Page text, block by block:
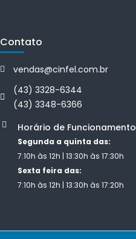
Contato
vendas@cinfel.com.br
(43) 3328-6344
(43) 3348-6366
Horário de Funcionamento
Segunda a quinta das:
7:10h às 12h | 13:30h às 17:30h
Sexta feira das:
7:10h às 12h | 13:30h às 17:20h